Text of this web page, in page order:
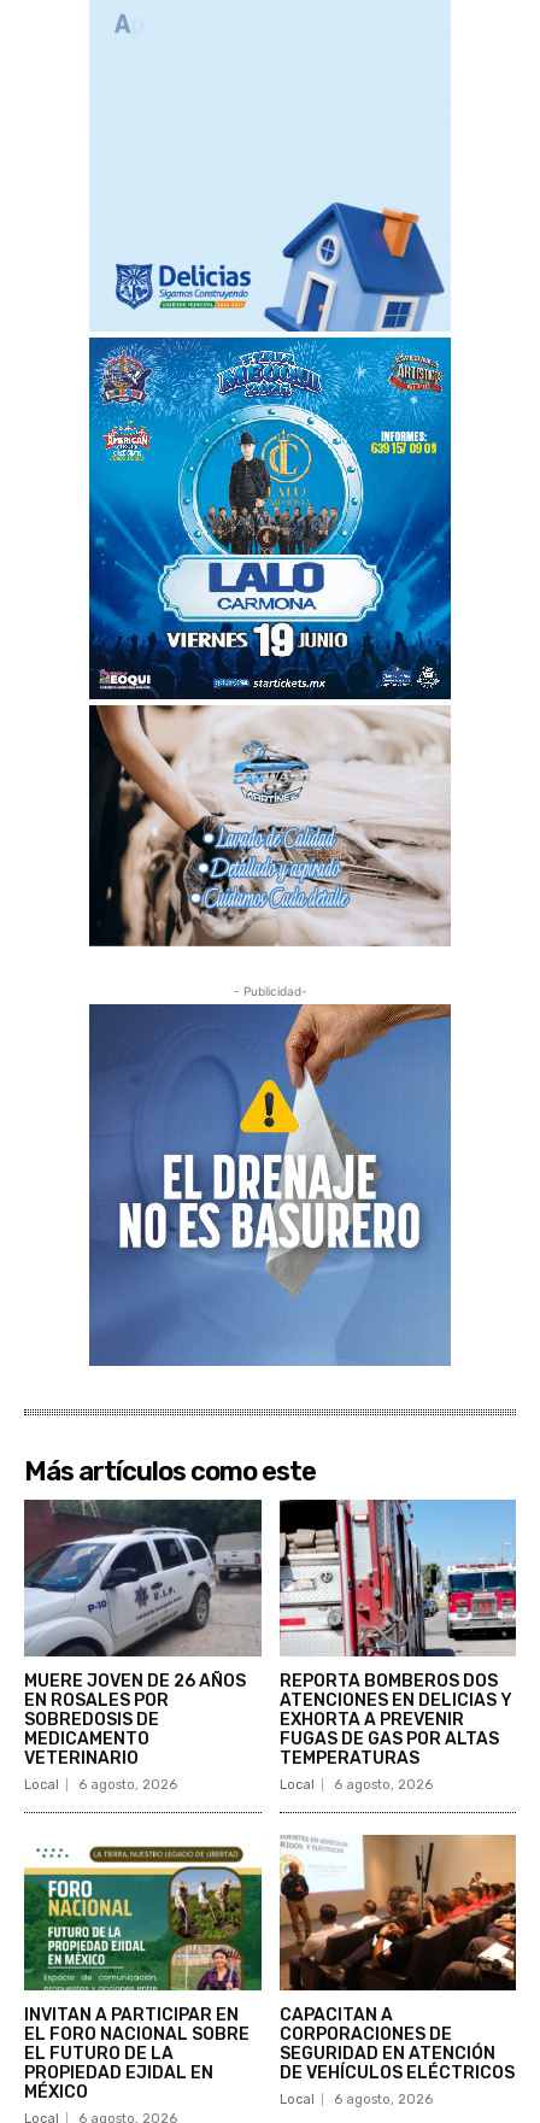
- Publicidad-
Más artículos como este
MUERE JOVEN DE 26 AÑOS
EN ROSALES POR
SOBREDOSIS DE
MEDICAMENTO
VETERINARIO
Local 6 agosto, 2026
REPORTA BOMBEROS DOS
ATENCIONES EN DELICIAS Y
EXHORTA A PREVENIR
FUGAS DE GAS POR ALTAS
TEMPERATURAS
Local 6 agosto, 2026
INVITAN A PARTICIPAR EN
EL FORO NACIONAL SOBRE
EL FUTURO DE LA
PROPIEDAD EJIDAL EN
MÉXICO
Local 6 agosto, 2026
CAPACITAN A
CORPORACIONES DE
SEGURIDAD EN ATENCIÓN
DE VEHÍCULOS ELÉCTRICOS
Local 6 agosto, 2026